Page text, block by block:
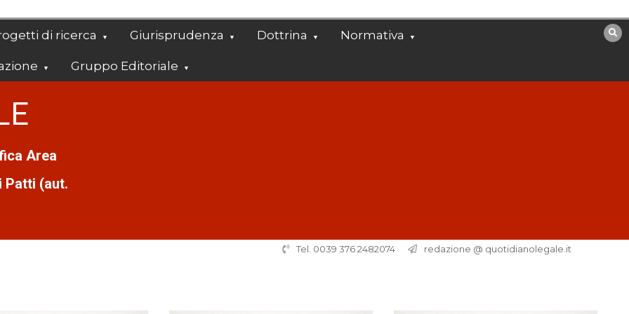
di ricerca Giurisprudenza Dottrina Normativa
Gruppo Editoriale
Area
Patti (aut.
Tel. 0039 376 2482074 redazione @ quotidianolegale.it